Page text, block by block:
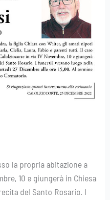
la propria abitazione a
10 e giungerà in Chiesa
del Santo Rosario. I